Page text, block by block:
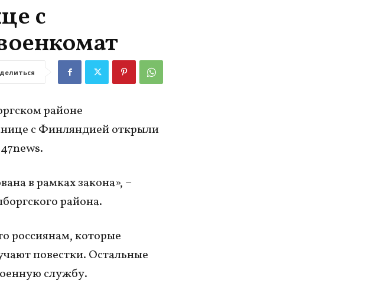
с
районе
с Финляндией открыли
в рамках закона», –
района.
россиянам, которые
повестки. Остальные
службу.